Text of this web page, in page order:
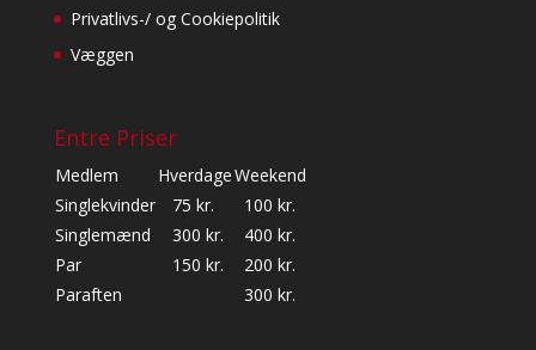
Privatlivs-/ og Cookiepolitik
Væggen
Entre Priser
Medlem HverdageWeekend
Singlekvinder
75 kr.
100 kr.
Singlemænd
300 kr.
400 kr.
Par
150 kr.
200 kr.
Paraften
300 kr.